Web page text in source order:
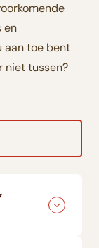
en
aan toe bent
niet tussen?